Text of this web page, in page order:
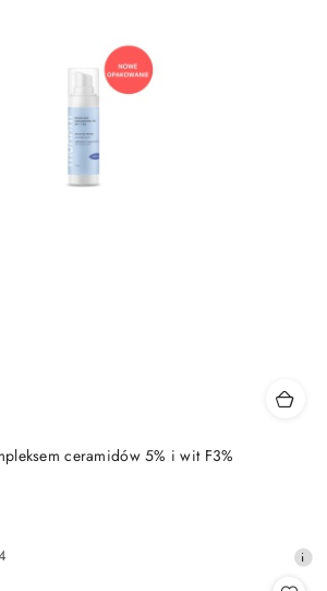
ceramidów 5% i wit F3%